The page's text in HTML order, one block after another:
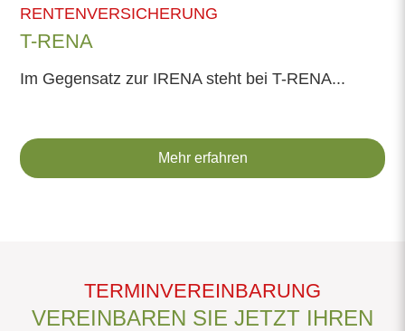
RENTENVERSICHERUNG
T-RENA
Im Gegensatz zur IRENA steht bei T-RENA...
Mehr erfahren
TERMINVEREINBARUNG
VEREINBAREN SIE JETZT IHREN